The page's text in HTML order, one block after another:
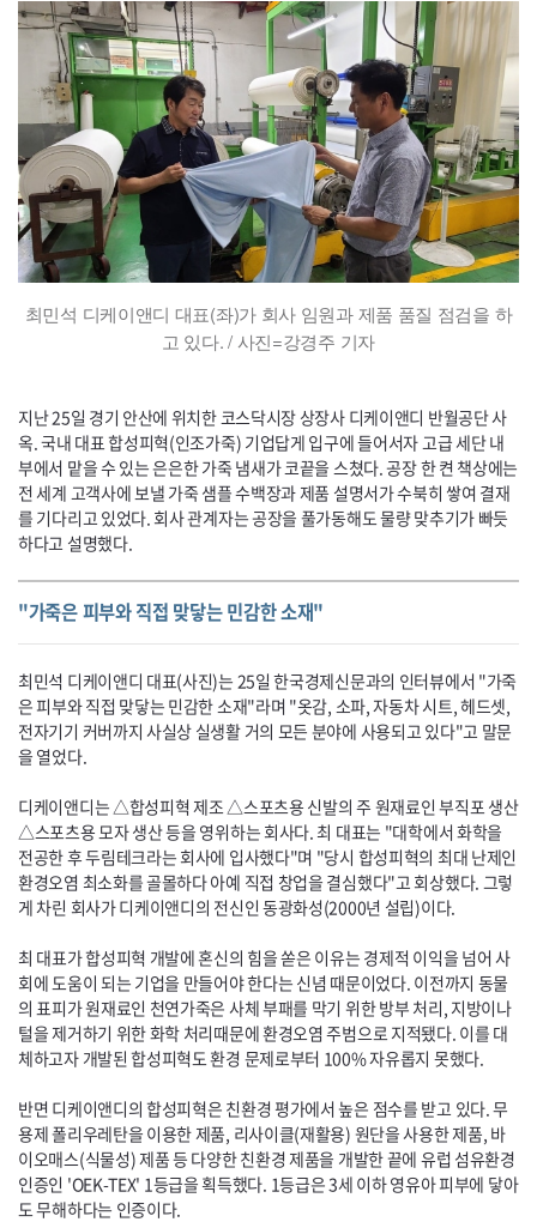
최민석 디케이앤디 대표(좌)가 회사 임원과 제품 품질 점검을 하
고 있다. / 사진=강경주 기자
지난 25일 경기 안산에 위치한 코스닥시장 상장사 디케이앤디 반월공단 사
옥. 국내 대표 합성피혁(인조가죽) 기업답게 입구에 들어서자 고급 세단 내
부에서 맡을 수 있는 은은한 가죽 냄새가 코끝을 스쳤다. 공장 한 켠 책상에는
전 세계 고객사에 보낼 가죽 샘플 수백장과 제품 설명서가 수북히 쌓여 결재
를 기다리고 있었다. 회사 관계자는 공장을 풀가동해도 물량 맞추기가 빠듯
하다고 설명했다.
"가죽은 피부와 직접 맞닿는 민감한 소재"
최민석 디케이앤디 대표(사진)는 25일 한국경제신문과의 인터뷰에서 "가죽
은 피부와 직접 맞닿는 민감한 소재"라며 "옷감, 소파, 자동차 시트, 헤드셋,
전자기기 커버까지 사실상 실생활 거의 모든 분야에 사용되고 있다"고 말문
을 열었다.
디케이앤디는 △합성피혁 제조 △스포츠용 신발의 주 원재료인 부직포 생산
△스포츠용 모자 생산 등을 영위하는 회사다. 최 대표는 "대학에서 화학을
전공한 후 두림테크라는 회사에 입사했다"며 "당시 합성피혁의 최대 난제인
환경오염 최소화를 골몰하다 아예 직접 창업을 결심했다"고 회상했다. 그렇
게 차린 회사가 디케이앤디의 전신인 동광화성(2000년 설립)이다.
최 대표가 합성피혁 개발에 혼신의 힘을 쏟은 이유는 경제적 이익을 넘어 사
회에 도움이 되는 기업을 만들어야 한다는 신념 때문이었다. 이전까지 동물
의 표피가 원재료인 천연가죽은 사체 부패를 막기 위한 방부 처리, 지방이나
털을 제거하기 위한 화학 처리때문에 환경오염 주범으로 지적됐다. 이를 대
체하고자 개발된 합성피혁도 환경 문제로부터 100% 자유롭지 못했다.
반면 디케이앤디의 합성피혁은 친환경 평가에서 높은 점수를 받고 있다. 무
용제 폴리우레탄을 이용한 제품, 리사이클(재활용) 원단을 사용한 제품, 바
이오매스(식물성) 제품 등 다양한 친환경 제품을 개발한 끝에 유럽 섬유환경
인증인 'OEK-TEX' 1등급을 획득했다. 1등급은 3세 이하 영유아 피부에 닿아
도 무해하다는 인증이다.